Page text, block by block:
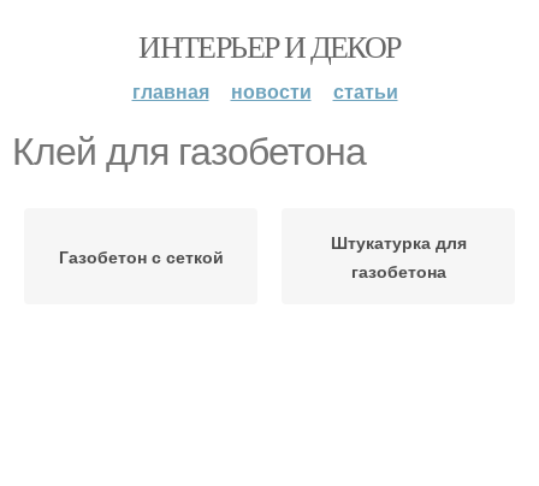
ИНТЕРЬЕР И ДЕКОР
главная новости статьи
Клей для газобетона
Газобетон с сеткой
Штукатурка для
газобетона